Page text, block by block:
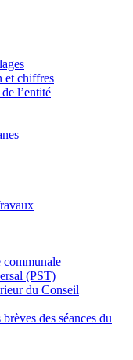
et chiffres
l’entité
(PST)
du Conseil
des séances du